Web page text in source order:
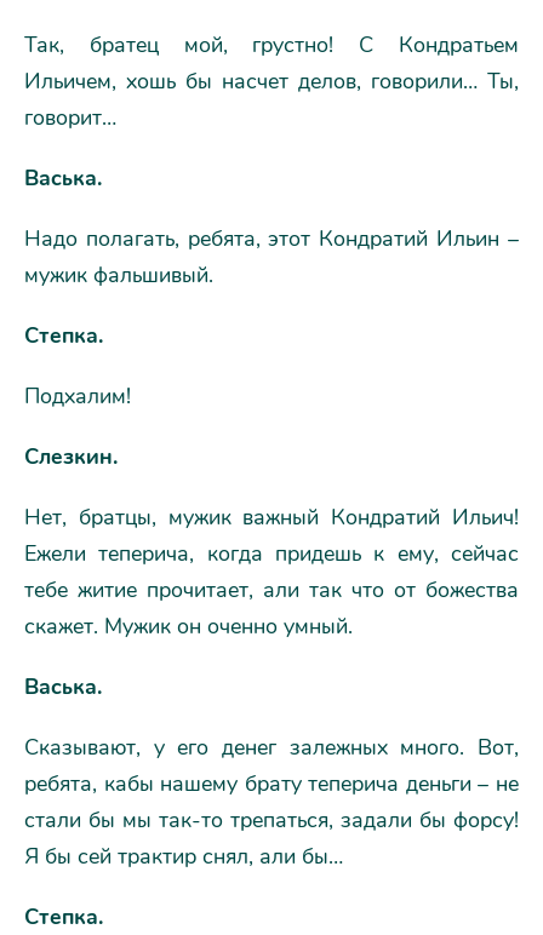
Так, братец мой, грустно! С Кондратьем
Ильичем, хошь бы насчет делов, говорили… Ты,
говорит…
Васька.
Надо полагать, ребята, этот Кондратий Ильин –
мужик фальшивый.
Степка.
Подхалим!
Слезкин.
Нет, братцы, мужик важный Кондратий Ильич!
Ежели теперича, когда придешь к ему, сейчас
тебе житие прочитает, али так что от божества
скажет. Мужик он оченно умный.
Васька.
Сказывают, у его денег залежных много. Вот,
ребята, кабы нашему брату теперича деньги – не
стали бы мы так-то трепаться, задали бы форсу!
Я бы сей трактир снял, али бы…
Степка.